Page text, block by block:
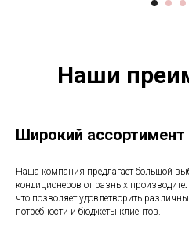
Наши
Широкий ассортимент
Наша компания предлагает большой
кондиционеров от разных
что позволяет удовлетворить
потребности и бюджеты клиентов.